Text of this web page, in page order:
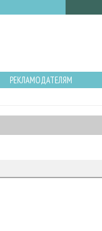
РЕКЛАМОДАТЕЛЯМ